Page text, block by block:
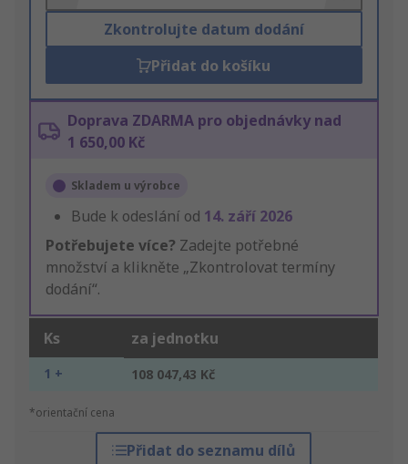
Zkontrolujte datum dodání
Přidat do košíku
Doprava ZDARMA pro objednávky nad
1 650,00 Kč
Skladem u výrobce
Bude k odeslání od 14. září 2026
Potřebujete více? Zadejte potřebné
množství a klikněte „Zkontrolovat termíny
dodání“.
Ks za jednotku
1 + 108 047,43 Kč
*orientační cena
Přidat do seznamu dílů